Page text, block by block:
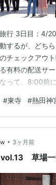
旅行 3日目：4/
するが、どち
チェックアウ
有料の配送サ
って、8:00前
くの参拝客で
も目立ってい
マイチ） 伏見
の総本宮として
狐(狛狐)は、
#東寺 #熱田神
• 3ヶ月前
vol.13 草場